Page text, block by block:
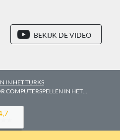
BEKIJK DE VIDEO
IN HET TURKS
COMPUTERSPELLEN IN HET…